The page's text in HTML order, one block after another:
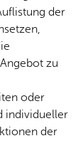
sund­
heit &
kum
Ärzte &
Apo­
der
zu
oder
individueller
der